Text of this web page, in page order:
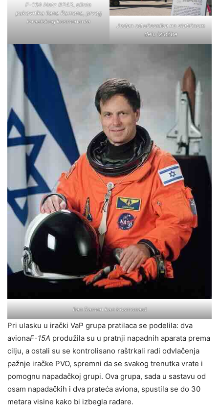
F-16A Netz #243, pilota
pukovnika Ilana Ramona, prvog
izraelskog kosmonauta
Jedan od učesnika na statičnom
delu izložbe
Ilan Ramon kao kosmonaut
Pri ulasku u irački VaP grupa pratilaca se podelila: dva
avionaF-15A produžila su u pratnji napadnih aparata prema
cilju, a ostali su se kontrolisano raštrkali radi odvlačenja
pažnje iračke PVO, spremni da se svakog trenutka vrate i
pomognu napadačkoj grupi. Ova grupa, sada u sastavu od
osam napadačkih i dva prateća aviona, spustila se do 30
metara visine kako bi izbegla radare.